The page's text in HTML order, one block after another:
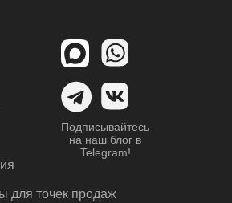
Подписывайтесь
на наш блог в
Telegram!
для точек продаж